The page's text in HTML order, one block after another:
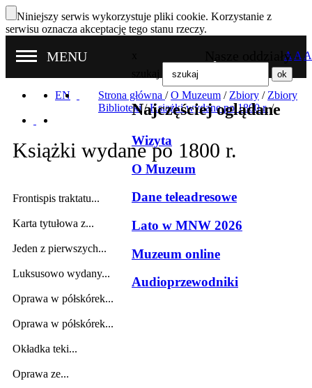
Niniejszy serwis wykorzystuje pliki cookie. Korzystanie z
serwisu oznacza akceptację tego stanu rzeczy.
Nasze oddziały
MENU
Najczęściej oglądane
Wizyta
O Muzeum
Dane teleadresowe
Lato w MNW 2026
Muzeum online
Audioprzewodniki
A A A
EN Strona główna / O Muzeum / Zbiory / Zbiory
Biblioteki/Książki wydane po 1800 r./
Książki wydane po 1800 r.
Frontispis traktatu...
Karta tytułowa z...
Jeden z pierwszych...
Luksusowo wydany...
Oprawa w półskórek...
Oprawa w półskórek...
Okładka teki...
Oprawa ze...